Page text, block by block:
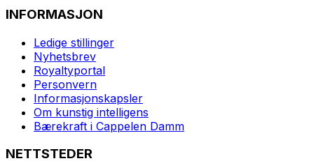
INFORMASJON
Ledige stillinger
Nyhetsbrev
Royaltyportal
Personvern
Informasjonskapsler
Om kunstig intelligens
Bærekraft i Cappelen Damm
NETTSTEDER